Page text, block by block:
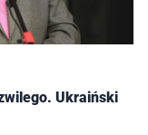
Ukraiński